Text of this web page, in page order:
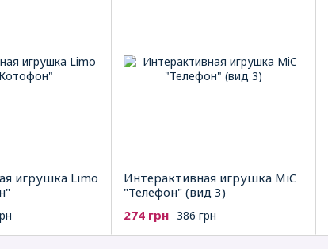
игрушка Limo
Интерактивная игрушка MiC
"Телефон" (вид 3)
386 грн
274 грн